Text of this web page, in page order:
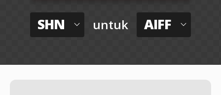
SHN untuk AIFF